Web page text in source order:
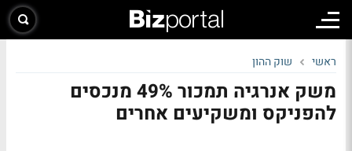
ראשי שוק ההון
משק אנרגיה תמכור 49% מנכסים
להפניקס ומשקיעים אחרים